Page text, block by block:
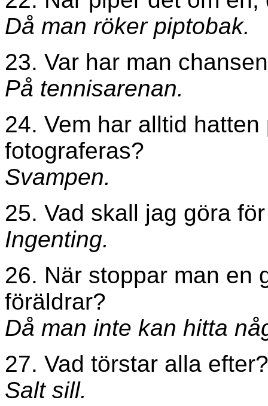
Då man röker piptobak.
23. Var har man
På tennisarenan.
24. Vem har alltid
fotograferas?
Svampen.
25. Vad skall jag göra
Ingenting.
26. När stoppar man en
föräldrar?
Då man inte kan hitta
27. Vad törstar alla efter?
Salt sill.